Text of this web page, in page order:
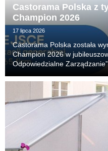
Castorama Polska z
Champion 2026
17 lipca 2026
Castorama Polska została
Champion 2026 w
Odpowiedzialne
miejsce w klasyfikacji